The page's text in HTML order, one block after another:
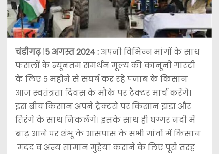
चंडीगढ़ 15 अगस्त 2024 :अपनी विभिन्न मांगों के साथ
फसलों के न्यूनतम समर्थन मूल्य की कानूनी गारंटी
के लिए 5 महीने से संघर्ष कर रहे पंजाब के किसान
आज स्वतंत्रता दिवस के मौके पर ट्रैक्टर मार्च करेंगे।
इस बीच किसान अपने ट्रैक्टरों पर किसान झंडा और
तिरंगे के साथ निकलेंगे। इसके साथ ही घग्गर नदी में
बाढ़ आने पर शंभू के आसपास के सभी गांवों में किसान
मदद व अन्य सामान मुहैया कराने के लिए पूरी तरह